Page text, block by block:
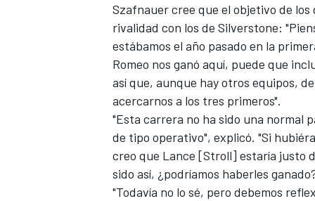
Szafnauer cree que el objetivo de
rivalidad con los de Silverstone:
estábamos el año pasado en la
Romeo nos ganó aquí, puede que
así que, aunque hay otros equipos,
acercarnos a los tres primeros".
"Esta carrera no ha sido una normal
de tipo operativo", explicó. "Si
creo que Lance [Stroll] estaría justo
sido así, ¿podríamos haberles
"Todavía no lo sé, pero debemos